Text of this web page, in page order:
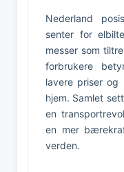
Nederland
senter for
messer som
forbrukere
lavere priser og
hjem. Samlet
en
en mer
verden.